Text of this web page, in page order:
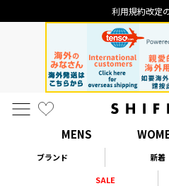
利用規約改定
MENS
ブランド 新着
SALE